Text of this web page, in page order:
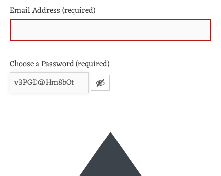
Email Address (required)
Choose a Password (required)